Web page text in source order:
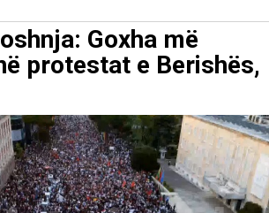
Goxha më
protestat e Berishës,